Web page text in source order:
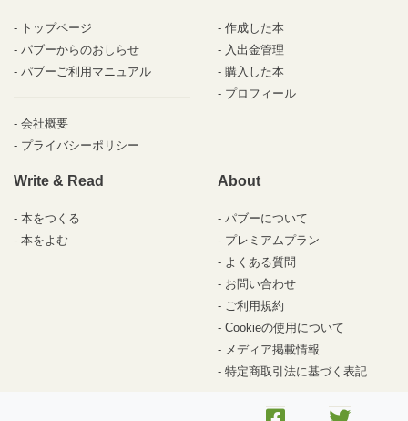
トップページ
パブーからのおしらせ
パブーご利用マニュアル
会社概要
プライバシーポリシー
作成した本
入出金管理
購入した本
プロフィール
Write & Read
本をつくる
本をよむ
About
パブーについて
プレミアムプラン
よくある質問
お問い合わせ
ご利用規約
Cookieの使用について
メディア掲載情報
特定商取引法に基づく表記